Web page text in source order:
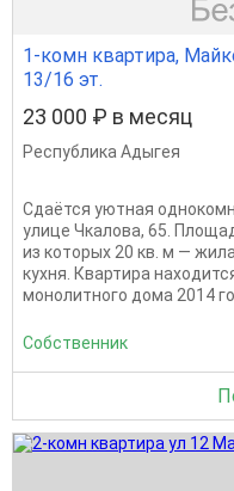
1-комн квартира,
13/16 эт.
23 000 ₽ в месяц
Республика Адыгея
Сдаётся уютная
улице Чкалова, 65.
из которых 20 кв. м —
кухня. Квартира
монолитного дома 2014
Собственник